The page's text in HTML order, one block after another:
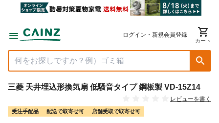
ログイン・新規会員登録
カート
三菱 天井埋込形換気扇 低騒音タイプ 鋼板製 VD-15Z14
レビューを書く
受注手配品 配送で取寄せ可 店舗受取で取寄せ可